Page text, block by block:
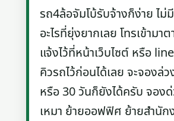
รถ4ล้อจัมโบ้รับจ้างก็ง่าย ไ
อะไรที่ยุ่งยากเลย โทรเข้ามา
แจ้งไว้ที่หน้าเว็บไซต์ หรือ
คิวรถไว้ก่อนได้เลย จะจองล่
หรือ 30 วันก็ยังได้ครับ จอง
เหมา ย้ายออฟฟิศ ย้ายสำนัก